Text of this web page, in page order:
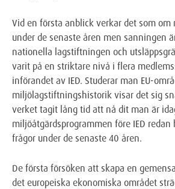
Vid en första anblick verkar det som om
under de senaste åren men sanningen
nationella lagstiftningen och
varit på en striktare nivå i flera
införandet av IED. Studerar man EU-
miljölagstiftningshistorik visar det sig
verket tagit lång tid att nå dit man är
miljöåtgärdsprogrammen före IED
frågor under de senaste 40 åren.
De första försöken att skapa en
det europeiska ekonomiska området